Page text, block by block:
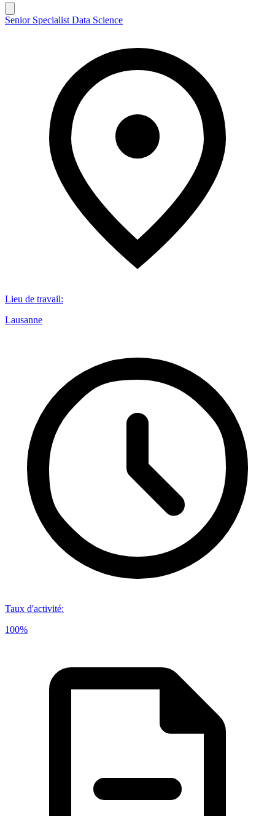
Senior Specialist Data Science
Lieu de travail:
Lausanne
Taux d'activité:
100%